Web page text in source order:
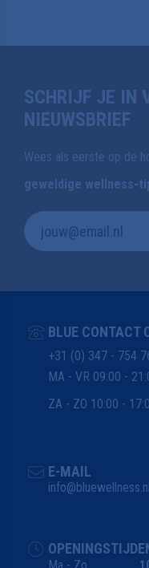
SCHRIJF JE IN
NIEUWSBRIEF
Wees als eerste op de
geweldige wellness-
BLUE CONTACT
+31 (0) 347 - 754
MA - VR 09:00 -
ZA - ZO 10:00 -
E-MAIL
info@bluewellness.nl